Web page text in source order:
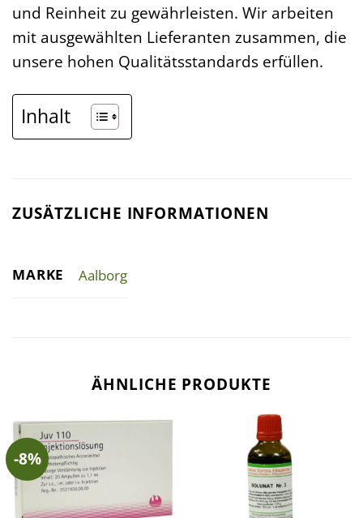
und Reinheit zu gewährleisten. Wir arbeiten
mit ausgewählten Lieferanten zusammen, die
unsere hohen Qualitätsstandards erfüllen.
Inhalt
ZUSÄTZLICHE INFORMATIONEN
MARKE Aalborg
ÄHNLICHE PRODUKTE
-8%